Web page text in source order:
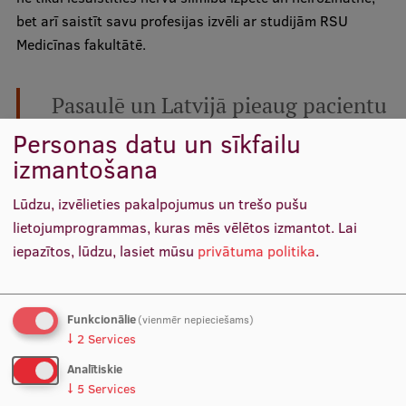
bet arī saistīt savu profesijas izvēli ar studijām RSU
Medicīnas fakultātē.
Pasaulē un Latvijā pieaug pacientu
skaits ar dažādām šobrīd vēl
neārstējamām smadzeņu
saslimšanām. Palīdzēt te var
jaunieši, kuri izvēlas ar nervu
slimību izpēti un ārstniecību
saistītu nākotni.”
Latvian Brain Beeir daļa no lielās
Personas datu un sīkfailu
izmantošana
Lūdzu, izvēlieties pakalpojumus un trešo pušu
lietojumprogrammas, kuras mēs vēlētos izmantot. Lai
iepazītos, lūdzu, lasiet mūsu privātuma politika.
Funkcionālie(vienmēr nepieciešams)
↓ 2 Services
Analītiskie
↓ 5 Services